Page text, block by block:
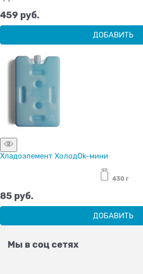
459 руб.
ДОБАВИТЬ
Хладоэлемент ХолодOk-мини
430 г
85 руб.
ДОБАВИТЬ
Мы в соц сетях